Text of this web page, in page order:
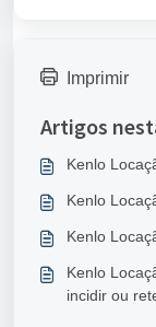
Imprimir
Artigos
Kenlo
Kenlo
Kenlo
Kenlo
incidir ou